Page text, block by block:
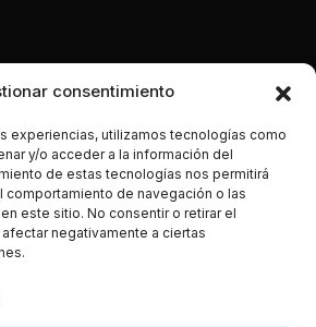
consentimiento
experiencias, utilizamos tecnologías como
y/o acceder a la información del
de estas tecnologías nos permitirá
de navegación o las
este sitio. No consentir o retirar el
negativamente a ciertas
de privacidad·Política de cookies ·
N-2, Centro Comercial La
4, 08030, Barcelona España. CIF B-
de las tarjetas de crédito se
segura de la entidad bancaria, y
cifrada o encriptada a través